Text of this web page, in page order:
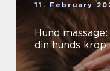
11. February
Hund
din hunds